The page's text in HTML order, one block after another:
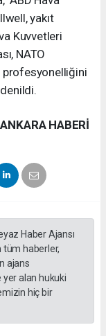
yakıt
Kuvvetleri
NATO
profesyonelliğini
ANKARA HABERİ
Haber Ajansı
tüm haberler,
ajans
yer alan hukuki
hiç bir